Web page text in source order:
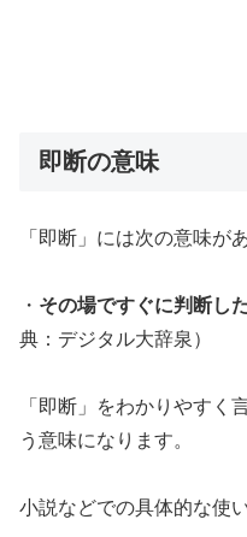
即断の意味
「即断」には次の意味が
・ その場ですぐに判断し
典：デジタル大辞泉）
「即断」をわかりやすく
う意味になります。
小説などでの具体的な使